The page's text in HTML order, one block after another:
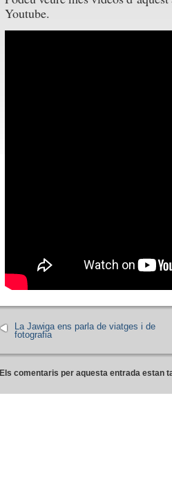
Youtube.
La Jawiga ens parla de viatges i de
fotografia
Els comentaris per aquesta entrada estan